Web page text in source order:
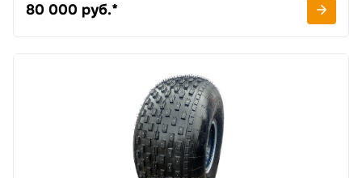
80 000 руб.*